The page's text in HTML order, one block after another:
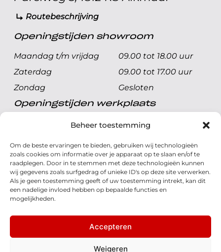
Beheer toestemming
Om de beste ervaringen te bieden, gebruiken wij technologieën
zoals cookies om informatie over je apparaat op te slaan en/of te
raadplegen. Door in te stemmen met deze technologieën kunnen
wij gegevens zoals surfgedrag of unieke ID's op deze site verwerken.
Als je geen toestemming geeft of uw toestemming intrekt, kan dit
een nadelige invloed hebben op bepaalde functies en
mogelijkheden.
Accepteren
Weigeren
Routebeschrijving
Openingstijden showroom
Maandag t/m vrijdag
09.00 tot 18.00 uur
Zaterdag
09.00 tot 17.00 uur
Zondag
Gesloten
Openingstijden werkplaats
Maandag t/m vrijdag
08.00 tot 17.00 uur
Zondag
Gesloten
Volg ons
© 2026 - Honda Welman